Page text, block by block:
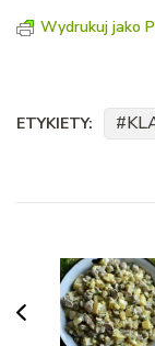
Wydrukuj jako
ETYKIETY:
wpisu